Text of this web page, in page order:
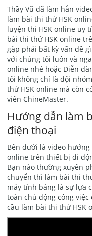
Thầy Vũ đã làm hẳn
làm bài thi thử HSK
luyện thi HSK online uy
bài thi thử HSK online
gặp phải bất kỳ vấn đề
với chúng tôi luôn và
online nhé hoặc Diễn
tôi không chỉ là đội
thử HSK online mà còn
viên ChineMaster.
Hướng dẫn làm
điện thoại
Bên dưới là video
online trên thiết bị di
Bạn nào thường xuyên
chuyển thì làm bài thi
máy tính bảng là sự lựa
toàn chủ động công
cầu làm bài thi thử HSK